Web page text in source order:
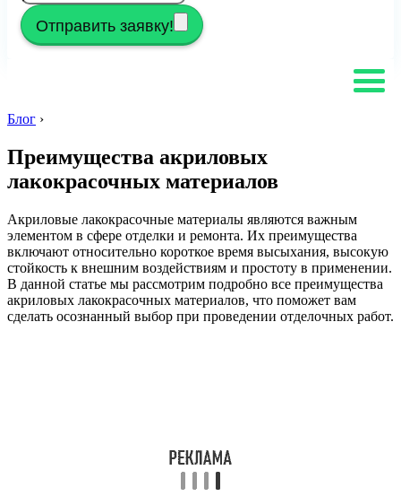
Отправить заявку!
Блог ›
Преимущества акриловых
лакокрасочных материалов
Акриловые лакокрасочные материалы являются важным
элементом в сфере отделки и ремонта. Их преимущества
включают относительно короткое время высыхания, высокую
стойкость к внешним воздействиям и простоту в применении.
В данной статье мы рассмотрим подробно все преимущества
акриловых лакокрасочных материалов, что поможет вам
сделать осознанный выбор при проведении отделочных работ.